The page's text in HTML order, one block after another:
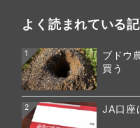
よく読まれている
1
ブドウ
買う
2 JA口座